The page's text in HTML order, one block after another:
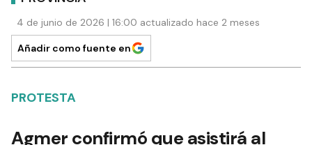
4 de junio de 2026 | 16:00 actualizado hace 2 meses
Añadir como fuente en
PROTESTA
Agmer confirmó que asistirá al